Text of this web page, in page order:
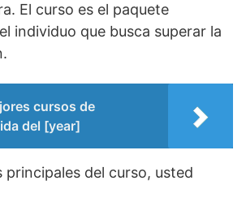
El curso es el paquete
individuo que busca superar la
cursos de
del [year]
principales del curso, usted